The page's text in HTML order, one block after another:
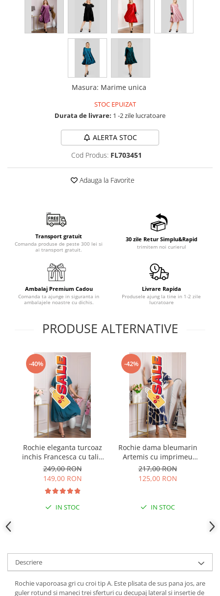
Masura: Marime unica
STOC EPUIZAT
Durata de livrare: 1 -2 zile lucratoare
ALERTA STOC
Cod Produs: FL703451
Adauga la Favorite
Transport gratuit
Comanda produse de peste 300 lei si
ai transport gratuit.
30 zile Retur Simplu&Rapid
trimitem noi curierul
Ambalaj Premium Cadou
Comanda ta ajunge in siguranta in
ambalajele noastre cu dichis.
Livrare Rapida
Produsele ajung la tine in 1-2 zile
lucratoare
PRODUSE ALTERNATIVE
-40%
Rochie eleganta turcoaz
inchis Francesca cu talie
incretita
249,00 RON
149,00 RON
IN STOC
-42%
Rochie dama bleumarin
Artemis cu imprimeu
abstract si cordon in talie
217,00 RON
125,00 RON
IN STOC
Descriere
Rochie vaporoasa gri cu croi tip A. Este plisata de sus pana jos, are
guler rotund si maneci trei sferturi cu decupaj lateral si insertie de